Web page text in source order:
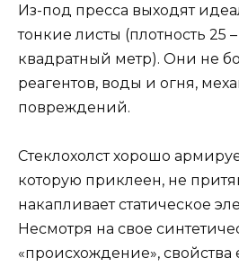
Из-под пресса выходят
тонкие листы (плотность 25
квадратный метр). Они не
реагентов, воды и огня,
повреждений.
Стеклохолст хорошо
которую приклеен, не
накапливает статическое
Несмотря на свое
«происхождение»,